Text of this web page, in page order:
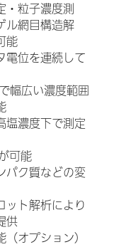
・粒子濃度測
ル網目構造解
能
電位を連続して
幅広い濃度範囲
塩濃度下で測定
可能
パク質などの変
ット解析により
供
オプション）